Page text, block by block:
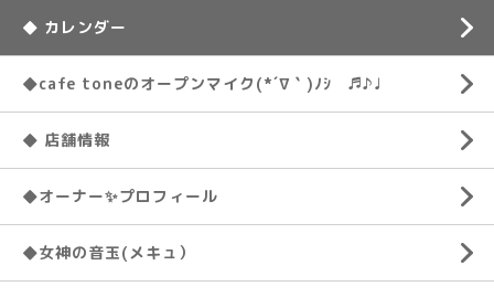
◆ カレンダー
◆cafe toneのオープンマイク(*´∇｀)ﾉｼ ♬♪♩
◆ 店舗情報
◆オーナー✨プロフィール
◆女神の音玉(メキュ）